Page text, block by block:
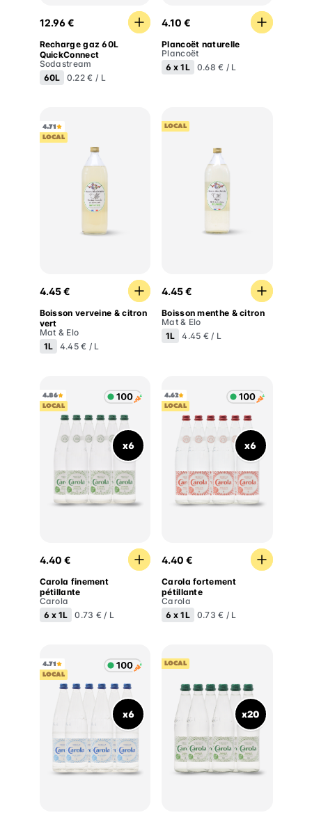
Recharge gaz 60L QuickConnect
12.96 €
Recharge gaz 60L
QuickConnect
Sodastream
60L
0.22 € / L
Plancoët naturelle
4.10 €
Plancoët naturelle
Plancoët
6 x 1L 0.68 € / L
4.71
LOCAL
Boisson verveine & citron vert
4.45 €
Boisson verveine & citron
vert
Mat & Elo
1L
4.45 € / L
LOCAL
Boisson menthe & citron
4.45 €
Boisson menthe & citron
Mat & Elo
1L
4.45 € / L
4.86
LOCAL
x6
Carola finement pétillante
4.40 €
Carola finement
pétillante
Carola
6 x1L 0.73 € / L
4.62
LOCAL
x6
Carola fortement pétillante
4.40 €
Carola fortement
pétillante
Carola
6 x 1L 0.73 € / L
4.71
LOCAL
x6
LOCAL
x20